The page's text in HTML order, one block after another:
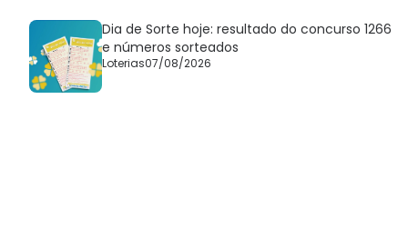
Dia de Sorte hoje: resultado do concurso 1266
e números sorteados
Loterias07/08/2026